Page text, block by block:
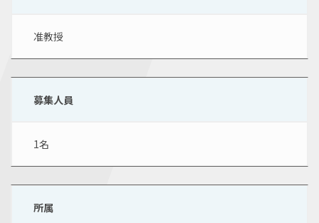
准教授
募集人員
1名
所属